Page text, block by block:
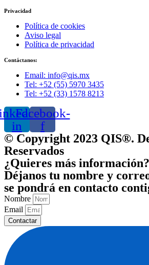
Privacidad
Política de cookies
Aviso legal
Política de privacidad
Contáctanos:
Email: info@qis.mx
Tel: +52 (55) 5970 3435
Tel: +52 (33) 1578 8213
in
Facebook-
f
© Copyright 2023 QIS®.
Reservados
¿Quieres más información?
Déjanos tu nombre y
se pondrá en contacto
Nombre
Email
Contactar